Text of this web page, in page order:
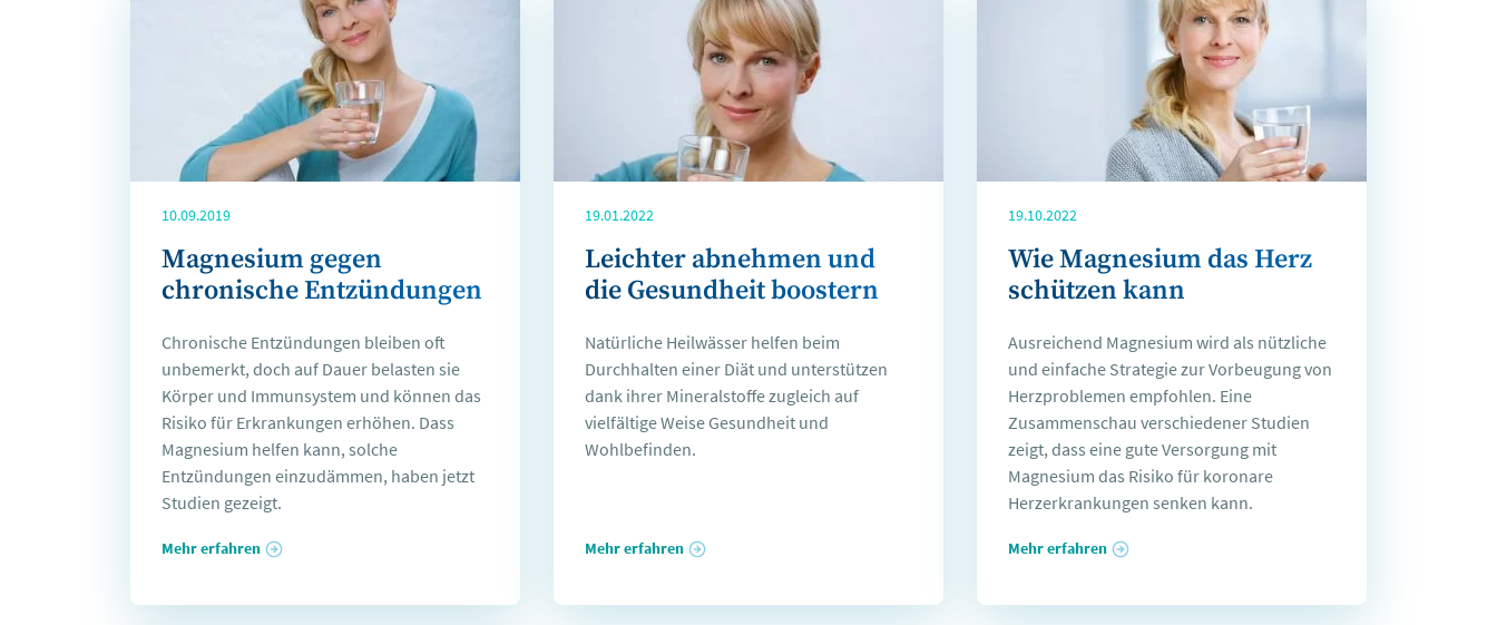
10.09.2019
Magnesium gegen
chronische Entzündungen
Chronische Entzündungen bleiben oft
unbemerkt, doch auf Dauer belasten sie
Körper und Immunsystem und können das
Risiko für Erkrankungen erhöhen. Dass
Magnesium helfen kann, solche
Entzündungen einzudämmen, haben jetzt
Studien gezeigt.
Mehr erfahren
19.01.2022
Leichter abnehmen und
die Gesundheit boostern
Natürliche Heilwässer helfen beim
Durchhalten einer Diät und unterstützen
dank ihrer Mineralstoffe zugleich auf
vielfältige Weise Gesundheit und
Wohlbefinden.
Mehr erfahren
19.10.2022
Wie Magnesium das Herz
schützen kann
Ausreichend Magnesium wird als nützliche
und einfache Strategie zur Vorbeugung von
Herzproblemen empfohlen. Eine
Zusammenschau verschiedener Studien
zeigt, dass eine gute Versorgung mit
Magnesium das Risiko für koronare
Herzerkrankungen senken kann.
Mehr erfahren